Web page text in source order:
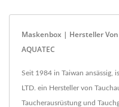
Maskenbox | Hersteller
AQUATEC
Seit 1984 in Taiwan ansässig,
LTD. ein Hersteller von
Taucherausrüstung und